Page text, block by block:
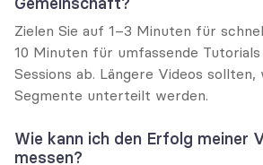
Zielen Sie auf 1–3 Minuten für
10 Minuten für umfassende
Sessions ab. Längere Videos sollten,
Segmente unterteilt werden.
Wie kann ich den Erfolg meiner
messen?